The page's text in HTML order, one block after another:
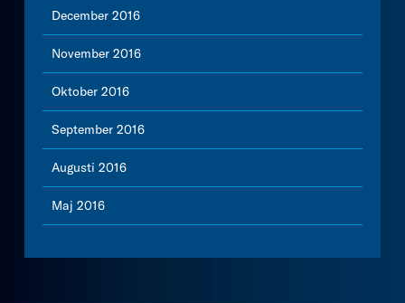
December 2016
November 2016
Oktober 2016
September 2016
Augusti 2016
Maj 2016